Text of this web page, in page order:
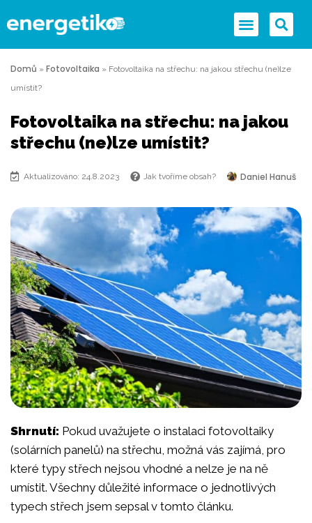
Domů » Fotovoltaika » Fotovoltaika na střechu: na jakou střechu (ne)lze
umístit?
Fotovoltaika na střechu: na jakou
střechu (ne)lze umístit?
Aktualizováno: 24.8.2023 Jak tvoříme obsah? Daniel Hanuš
Shrnutí: Pokud uvažujete o instalaci fotovoltaiky
(solárních panelů) na střechu, možná vás zajímá, pro
které typy střech nejsou vhodné a nelze je na ně
umístit. Všechny důležité informace o jednotlivých
typech střech jsem sepsal v tomto článku.